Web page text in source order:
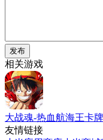
发布
相关游戏
大战魂-热血航海王卡
友情链接